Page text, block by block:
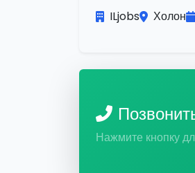
ILjobs Холон
Нажмите кнопку